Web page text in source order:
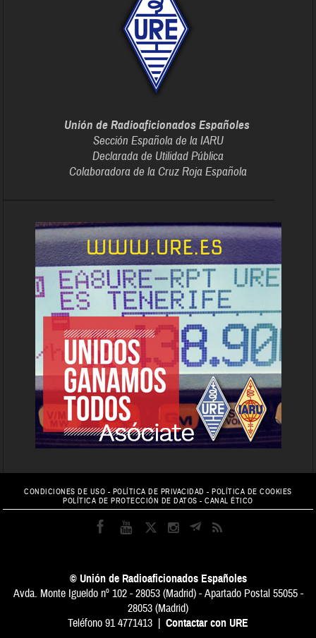
Unión de Radioaficionados Españoles
Sección Española de la IARU
Declarada de Utilidad Pública
Colaboradora de la Cruz Roja Española
CONDICIONES DE USO - POLÍTICA DE PRIVACIDAD -POLÍTICA DE COOKIES
POLÍTICA DE PROTECCIÓN DE DATOS -CANAL ÉTICO
© Unión de Radioaficionados Españoles
Avda. Monte Igueldo nº 102 - 28053 (Madrid) - Apartado Postal 55055 -
28053 (Madrid)
Teléfono 91 4771413 | Contactar con URE